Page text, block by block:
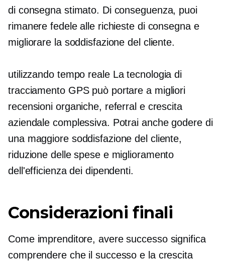
di consegna stimato. Di conseguenza, puoi
rimanere fedele alle richieste di consegna e
migliorare la soddisfazione del cliente.
utilizzando tempo realeLa tecnologia di
tracciamento GPS può portare a migliori
recensioni organiche, referral e crescita
aziendale complessiva. Potrai anche godere di
una maggiore soddisfazione del cliente,
riduzione delle spese e miglioramento
dell'efficienza dei dipendenti.
Considerazioni finali
Come imprenditore, avere successo significa
comprendere che il successo e la crescita